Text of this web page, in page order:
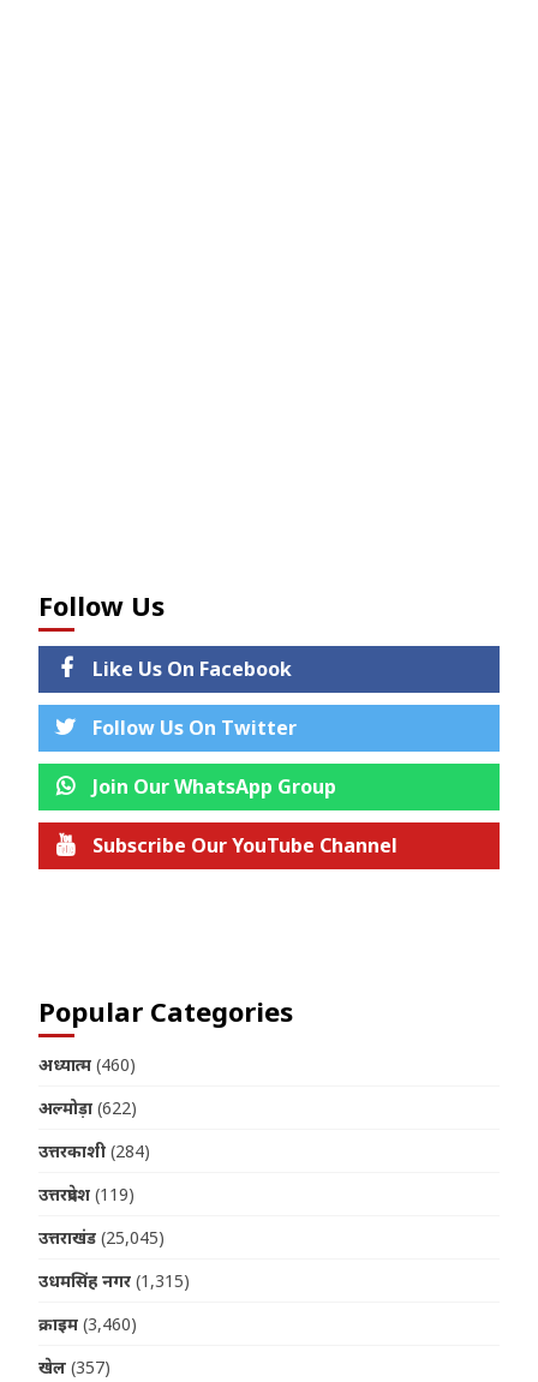
Follow Us
Like Us On Facebook
Follow Us On Twitter
Join Our WhatsApp Group
Subscribe Our YouTube Channel
Popular Categories
अध्यात्म (460)
अल्मोड़ा (622)
उत्तरकाशी (284)
उत्तरप्रदेश (119)
उत्तराखंड (25,045)
उधमसिंह नगर (1,315)
क्राइम (3,460)
खेल (357)